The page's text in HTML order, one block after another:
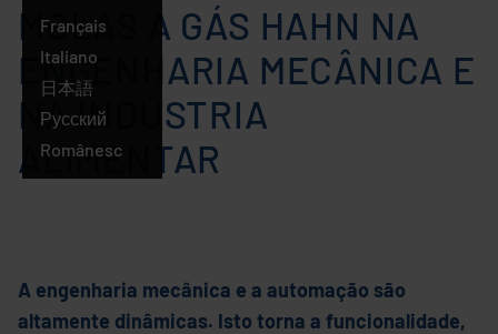
Français
Italiano
日本語
Português
Русский
Românesc
MOLAS A GÁS HAHN NA
ENGENHARIA MECÂNICA E
NA INDÚSTRIA
ALIMENTAR
A engenharia mecânica e a automação são
altamente dinâmicas. Isto torna a funcionalidade,